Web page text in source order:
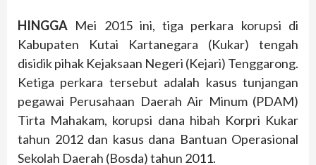
HINGGA Mei 2015 ini, tiga perkara korupsi di
Kabupaten Kutai Kartanegara (Kukar) tengah
disidik pihak Kejaksaan Negeri (Kejari) Tenggarong.
Ketiga perkara tersebut adalah kasus tunjangan
pegawai Perusahaan Daerah Air Minum (PDAM)
Tirta Mahakam, korupsi dana hibah Korpri Kukar
tahun 2012 dan kasus dana Bantuan Operasional
Sekolah Daerah (Bosda) tahun 2011.